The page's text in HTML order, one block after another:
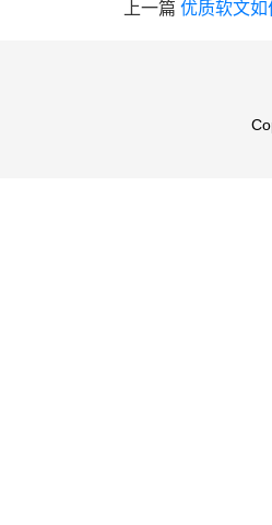
上一篇 优质软文如